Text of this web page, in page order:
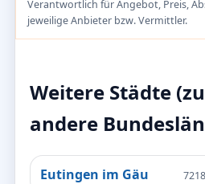
Verantwortlich für Angebot, Preis,
jeweilige Anbieter bzw. Vermittler.
Weitere Städte
andere
Eutingen im Gäu